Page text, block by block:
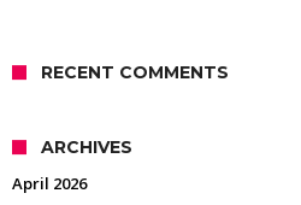
RECENT COMMENTS
ARCHIVES
April 2026